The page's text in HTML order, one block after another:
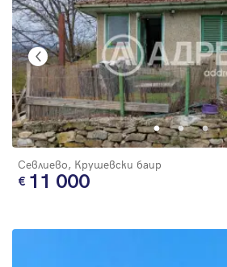
Севлиево, Крушевски баир
11 000